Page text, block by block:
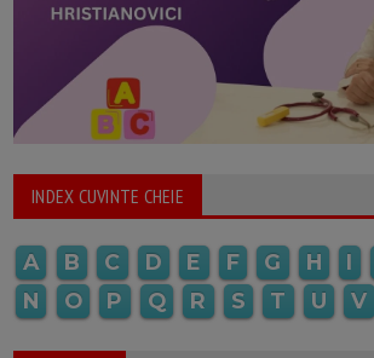
INDEX CUVINTE CHEIE
A B C D E F G H I
N
O P Q R S T U V